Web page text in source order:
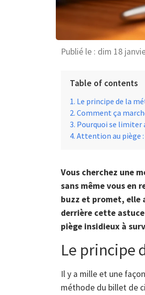
Publié le : dim 18
Table of contents
Le principe de la
Comment ça
Pourquoi se limiter
Attention au piège :
Vous cherchez une
sans même vous en
buzz et promet, elle
derrière cette
piège insidieux à
Le principe
Il y a mille et une
méthode du billet de